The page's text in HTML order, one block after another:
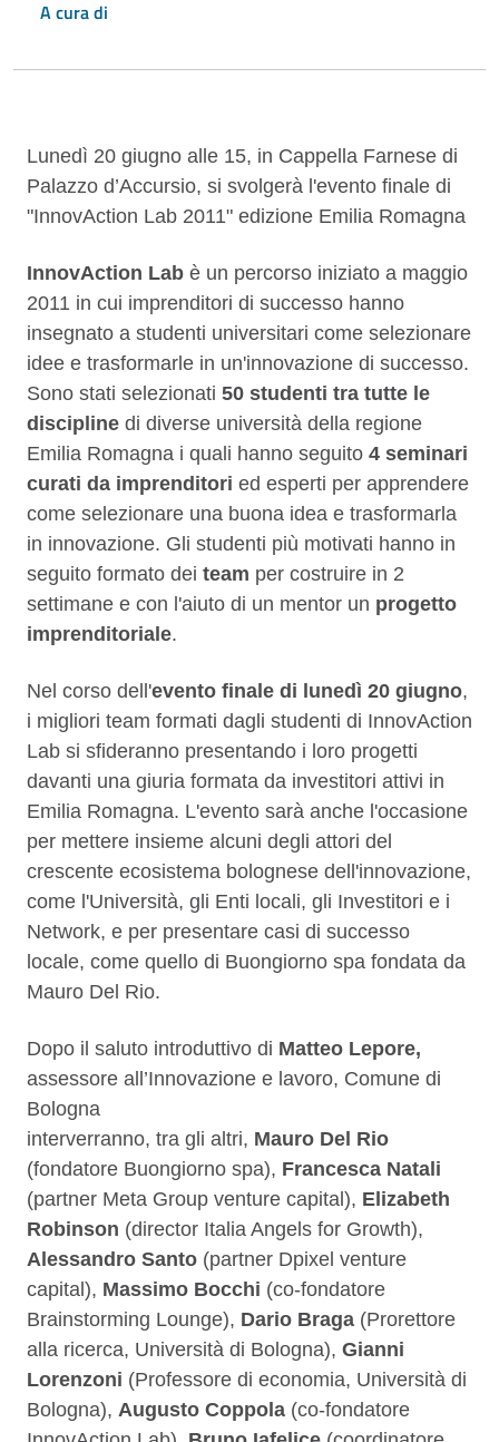
A cura di
Descrizione
Lunedì 20 giugno alle 15, in Cappella Farnese di
Palazzo d’Accursio, si svolgerà l'evento finale di
"InnovAction Lab 2011" edizione Emilia Romagna
InnovAction Lab è un percorso iniziato a maggio
2011 in cui imprenditori di successo hanno
insegnato a studenti universitari come selezionare
idee e trasformarle in un'innovazione di successo.
Sono stati selezionati 50 studenti tra tutte le
discipline di diverse università della regione
Emilia Romagna i quali hanno seguito 4 seminari
curati da imprenditori ed esperti per apprendere
come selezionare una buona idea e trasformarla
in innovazione. Gli studenti più motivati hanno in
seguito formato dei team per costruire in 2
settimane e con l'aiuto di un mentor un progetto
imprenditoriale.
Nel corso dell'evento finale di lunedì 20 giugno,
i migliori team formati dagli studenti di InnovAction
Lab si sfideranno presentando i loro progetti
davanti una giuria formata da investitori attivi in
Emilia Romagna. L'evento sarà anche l'occasione
per mettere insieme alcuni degli attori del
crescente ecosistema bolognese dell'innovazione,
come l'Università, gli Enti locali, gli Investitori e i
Network, e per presentare casi di successo
locale, come quello di Buongiorno spa fondata da
Mauro Del Rio.
Dopo il saluto introduttivo di Matteo Lepore,
assessore all’Innovazione e lavoro, Comune di
Bologna
interverranno, tra gli altri, Mauro Del Rio
(fondatore Buongiorno spa), Francesca Natali
(partner Meta Group venture capital), Elizabeth
Robinson (director Italia Angels for Growth),
Alessandro Santo (partner Dpixel venture
capital), Massimo Bocchi (co-fondatore
Brainstorming Lounge), Dario Braga (Prorettore
alla ricerca, Università di Bologna), Gianni
Lorenzoni (Professore di economia, Università di
Bologna), Augusto Coppola (co-fondatore